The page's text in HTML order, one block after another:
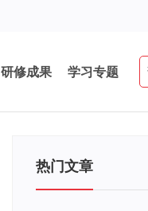
研修成果 学习专题
热门文章